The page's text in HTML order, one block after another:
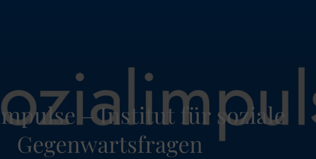
– Institut für soziale
Gegenwartsfragen